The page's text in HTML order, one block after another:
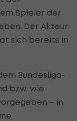
Spieler der
Der Akteur
sich bereits in
Bundesliga-
bzw. wie
– in